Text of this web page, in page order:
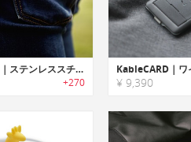
ARMOUR LOOP｜ステンレススチール製ループデザインLightningケーブル「アーマーループ」
+270 ¥ 9,390